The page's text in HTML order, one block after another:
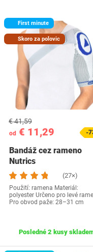
First minute
Skoro za polovic
od € 11,29
€ 41,59
-
Bandáž cez rameno
Nutrics
(27×)
Použití: ramena Materiál:
polyester Určeno pro levé
Pro obvod paže: 28–31 cm
Posledné 2 kusy